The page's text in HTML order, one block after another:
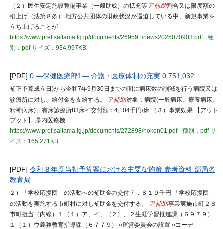
（２）民生安定施設整備事業（一般助成）の拡充等 ア補助割合又は限度額の
引上げ（法第８条） 地方公共団体の財政状況が逼迫している中、新規事業を
立ち上げることが
https://www.pref.saitama.lg.jp/documents/269591/news2025070903.pdf
種
別：pdfサイズ：934.997KB
[PDF] 0 ―保健医療部1― 介護・医療体制の充実 0 751,032
補正予算成立日)から令和7年9月30日までの間に病床数の削減を行う病院又は
診療所に対し、給付金を支給する。
ア補助対象：病院(一般病床、療養病床、
精神病床)、有床診療所83床イ交付額：4,104千円/床 （３）事業効果 【アウト
プット】 県内医療機
https://www.pref.saitama.lg.jp/documents/272898/hoken01.pdf
種別：pdfサ
イズ：165.271KB
[PDF] 令和８年度当初予算案における主要な施策 参考資料 部局名
教育局
２）「学校応援団」の活動への補助金の交付７，８１９千円 「学校応援団」
の活動を実施する市町村に対し補助金を交付する。
ア補助事業実施市町２８
市町担当（内線）１（１）ア、イ、（２）、２生涯学習推進課（６９７９）
１（１）ウ義務教育指導課（６７７９） ○運営委員会の設置 ○コーデ